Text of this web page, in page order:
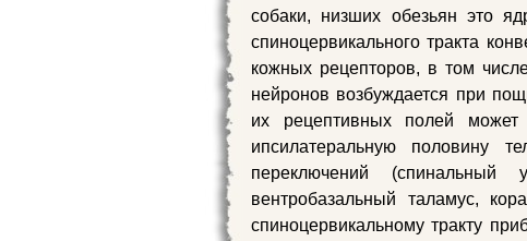
собаки, низших обезьян это
спиноцервикального тракта
кожных рецепторов, в том
нейронов возбуждается при
их рецептивных полей
ипсилатеральную половину
переключений (спинальный
вентробазальный таламус,
спиноцервикальному тракту